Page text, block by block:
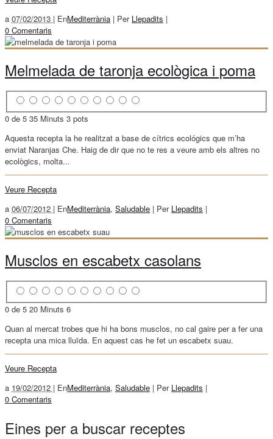
a 07/02/2013 | EnMediterrània | Per Llepadits |
0 Comentaris
Melmelada de taronja ecològica i poma
0 de 5 35 Minuts 3 pots
Aquesta recepta la he realitzat a base de cítrics ecológics que m’ha
enviat Naranjas Che. Haig de dir que no te res a veure amb els altres no
ecològics, molta...
Veure Recepta
a 06/07/2012 | EnMediterrània, Saludable | Per Llepadits |
0 Comentaris
Musclos en escabetx casolans
0 de 5 20 Minuts 6
Quan al mercat trobes que hi ha bons musclos, no cal gaire per a fer una
recepta una mica lluïda. En aquest cas he fet un escabetx suau.
Veure Recepta
a 19/02/2012 | EnMediterrània, Saludable | Per Llepadits |
0 Comentaris
Eines per a buscar receptes